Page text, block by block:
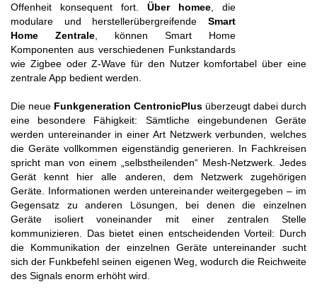
Offenheit konsequent fort. Über homee , die
modulare und herstellerübergreifende Smart
Home Zentrale , können Smart Home
Komponenten aus verschiedenen Funkstandards
wie Zigbee oder Z-Wave für den Nutzer komfortabel über eine
zentrale App bedient werden.
Die neue Funkgeneration CentronicPlus überzeugt dabei durch
eine besondere Fähigkeit: Sämtliche eingebundenen Geräte
werden untereinander in einer Art Netzwerk verbunden, welches
die Geräte vollkommen eigenständig generieren. In Fachkreisen
spricht man von einem „selbstheilenden“ Mesh-Netzwerk. Jedes
Gerät kennt hier alle anderen, dem Netzwerk zugehörigen
Geräte. Informationen werden untereinander weitergegeben – im
Gegensatz zu anderen Lösungen, bei denen die einzelnen
Geräte isoliert voneinander mit einer zentralen Stelle
kommunizieren. Das bietet einen entscheidenden Vorteil: Durch
die Kommunikation der einzelnen Geräte untereinander sucht
sich der Funkbefehl seinen eigenen Weg, wodurch die Reichweite
des Signals enorm erhöht wird.